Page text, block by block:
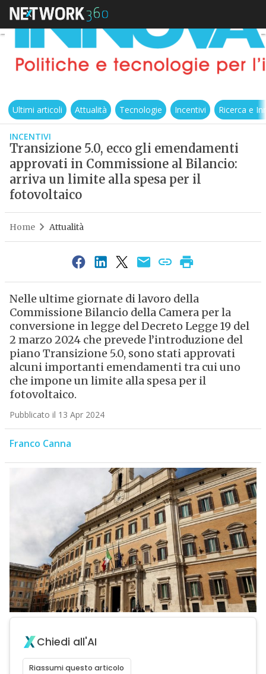
Ultimi articoli Attualità Tecnologie Incentivi Ricerca e
INCENTIVI
Transizione 5.0, ecco gli emendamenti
approvati in Commissione al Bilancio:
arriva un limite alla spesa per il
fotovoltaico
Home Attualità
Nelle ultime giornate di lavoro della
Commissione Bilancio della Camera per la
conversione in legge del Decreto Legge 19 del
2 marzo 2024 che prevede l’introduzione del
piano Transizione 5.0, sono stati approvati
alcuni importanti emendamenti tra cui uno
che impone un limite alla spesa per il
fotovoltaico.
Pubblicato il 13 Apr 2024
Franco Canna
Chiedi all'AI
Riassumi questo articolo